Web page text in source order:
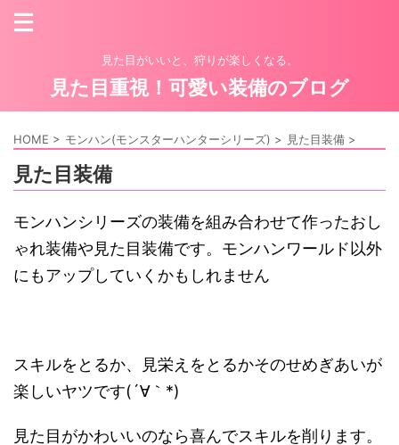
見た目がいいと、狩りが楽しくなる。
見た目重視！可愛い装備のブログ
HOME > モンハン(モンスターハンターシリーズ) > 見た目装備 >
見た目装備
モンハンシリーズの装備を組み合わせて作ったおし
ゃれ装備や見た目装備です。モンハンワールド以外
にもアップしていくかもしれません
スキルをとるか、見栄えをとるかそのせめぎあいが
楽しいヤツです(´∀｀*)
見た目がかわいいのなら喜んでスキルを削ります。